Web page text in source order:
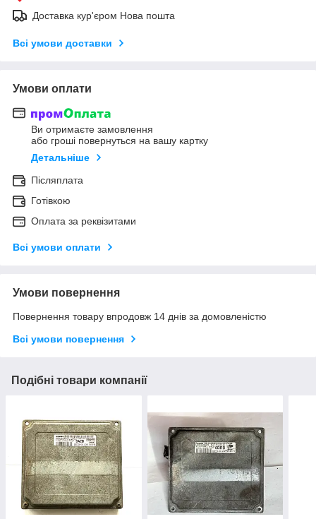
Доставка кур'єром Нова пошта
Всі умови доставки
Умови оплати
Ви отримаєте замовлення
або гроші повернуться на вашу картку
Детальніше
Післяплата
Готівкою
Оплата за реквізитами
Всі умови оплати
Умови повернення
Повернення товару впродовж 14 днів за домовленістю
Всі умови повернення
Подібні товари компанії